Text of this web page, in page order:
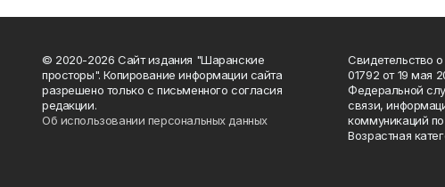
© 2020-2026 Сайт издания "Шаранские
просторы". Копирование информации сайта
разрешено только с письменного согласия
редакции.
Об использовании персональных данных
Свидетельство
01792 от 19 мая
Федеральной
связи,
коммуникаций
Возрастная